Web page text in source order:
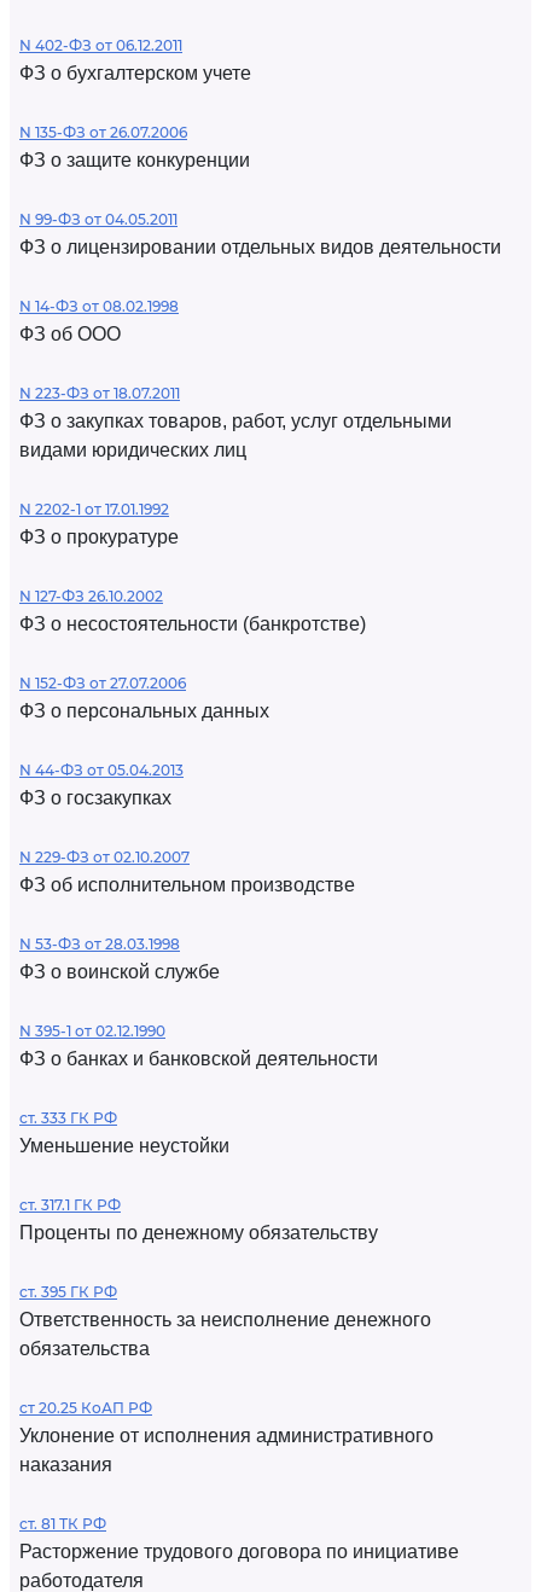
N 402-ФЗ от 06.12.2011
ФЗ о бухгалтерском учете
N 135-ФЗ от 26.07.2006
ФЗ о защите конкуренции
N 99-ФЗ от 04.05.2011
ФЗ о лицензировании отдельных видов деятельности
N 14-ФЗ от 08.02.1998
ФЗ об ООО
N 223-ФЗ от 18.07.2011
ФЗ о закупках товаров, работ, услуг отдельными
видами юридических лиц
N 2202-1 от 17.01.1992
ФЗ о прокуратуре
N 127-ФЗ 26.10.2002
ФЗ о несостоятельности (банкротстве)
N 152-ФЗ от 27.07.2006
ФЗ о персональных данных
N 44-ФЗ от 05.04.2013
ФЗ о госзакупках
N 229-ФЗ от 02.10.2007
ФЗ об исполнительном производстве
N 53-ФЗ от 28.03.1998
ФЗ о воинской службе
N 395-1 от 02.12.1990
ФЗ о банках и банковской деятельности
ст. 333 ГК РФ
Уменьшение неустойки
ст. 317.1 ГК РФ
Проценты по денежному обязательству
ст. 395 ГК РФ
Ответственность за неисполнение денежного
обязательства
ст 20.25 КоАП РФ
Уклонение от исполнения административного
наказания
ст. 81 ТК РФ
Расторжение трудового договора по инициативе
работодателя